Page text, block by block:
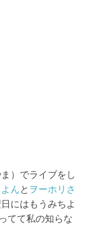
）でライブをし
んと ヲーホリさ
にはもうみちよ
てて私の知らな